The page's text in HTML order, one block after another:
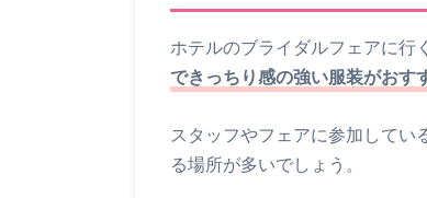
ホテルのブライダルフェアに行
できっちり感の強い服装がおす
スタッフやフェアに参加してい
る場所が多いでしょう。